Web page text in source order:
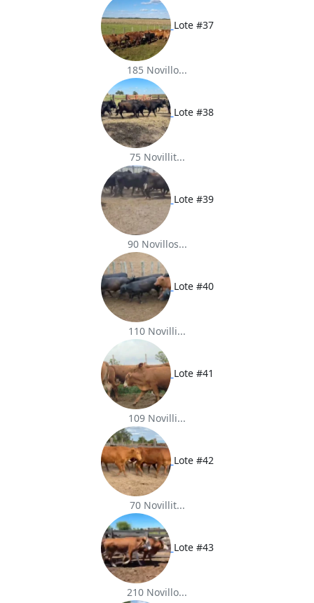
Lote #37
185 Novillo...
Lote #38
75 Novillit...
Lote #39
90 Novillos...
Lote #40
110 Novilli...
Lote #41
109 Novilli...
Lote #42
70 Novillit...
Lote #43
210 Novillo...